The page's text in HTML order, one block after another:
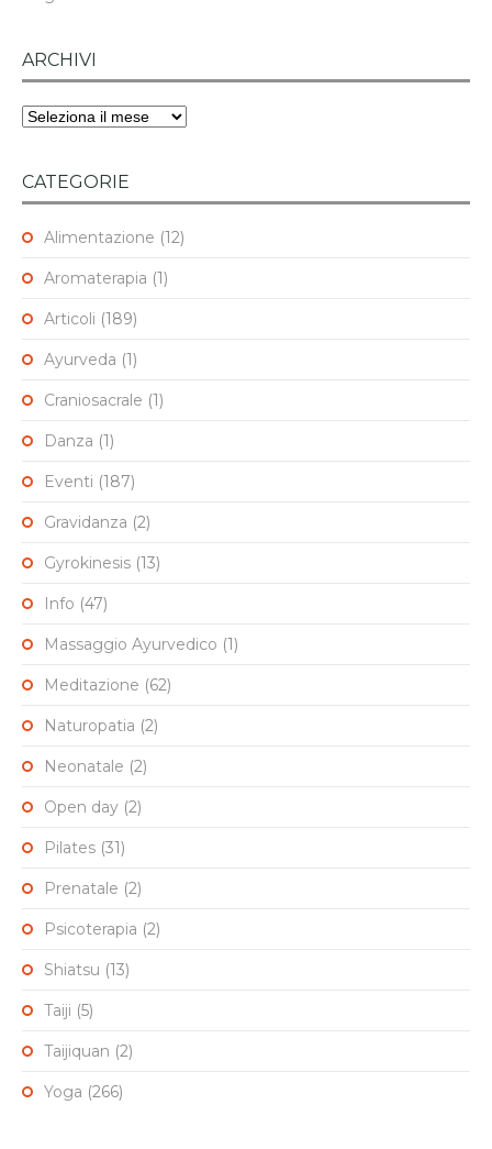
ARCHIVI
Archivi
CATEGORIE
Alimentazione (12)
Aromaterapia (1)
Articoli (189)
Ayurveda (1)
Craniosacrale (1)
Danza (1)
Eventi (187)
Gravidanza (2)
Gyrokinesis (13)
Info (47)
Massaggio Ayurvedico (1)
Meditazione (62)
Naturopatia (2)
Neonatale (2)
Open day (2)
Pilates (31)
Prenatale (2)
Psicoterapia (2)
Shiatsu (13)
Taiji (5)
Taijiquan (2)
Yoga (266)